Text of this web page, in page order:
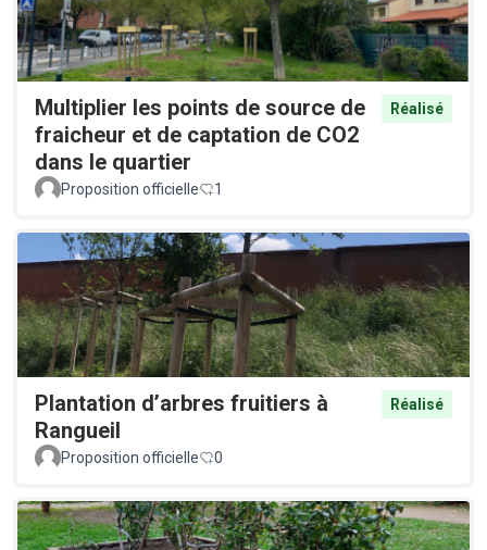
Multiplier les points de source de
fraicheur et de captation de CO2
dans le quartier
Réalisé
Proposition officielle 1
Plantation d’arbres fruitiers à
Rangueil
Réalisé
Proposition officielle 0